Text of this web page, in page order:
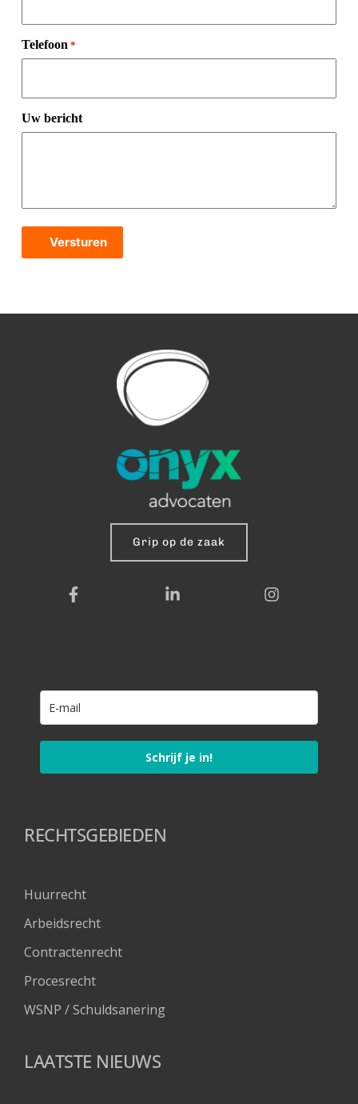
Telefoon *
Uw bericht
Grip op de zaak
Schrijf je in!
RECHTSGEBIEDEN
Huurrecht
Arbeidsrecht
Contractenrecht
Procesrecht
WSNP / Schuldsanering
LAATSTE NIEUWS